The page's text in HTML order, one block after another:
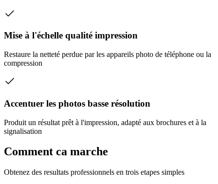
Mise à l'échelle qualité impression
Restaure la netteté perdue par les appareils photo de téléphone ou la
compression
Accentuer les photos basse résolution
Produit un résultat prêt à l'impression, adapté aux brochures et à la
signalisation
Comment ca marche
Obtenez des resultats professionnels en trois etapes simples